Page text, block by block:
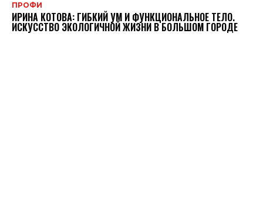
ПРОФИ
ИРИНА КОТОВА: ГИБКИЙ УМ И ФУНКЦИОНАЛЬНОЕ ТЕЛО.
ИСКУССТВО ЭКОЛОГИЧНОЙ ЖИЗНИ В БОЛЬШОМ ГОРОДЕ